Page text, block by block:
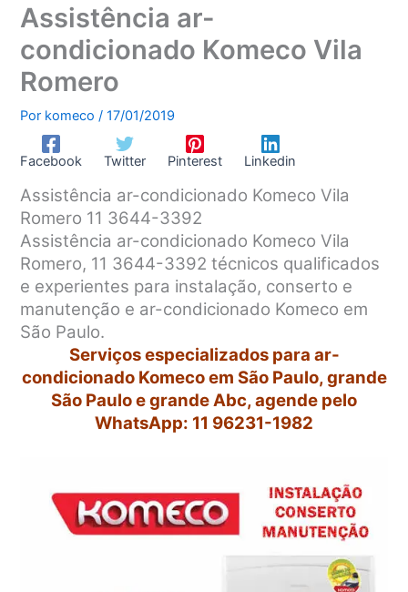
Assistência ar-
condicionado Komeco Vila
Romero
Por komeco/17/01/2019
Facebook Twitter Pinterest Linkedin
Assistência ar-condicionado Komeco Vila
Romero 11 3644-3392
Assistência ar-condicionado Komeco Vila
Romero, 11 3644-3392 técnicos qualificados
e experientes para instalação, conserto e
manutenção e ar-condicionado Komeco em
São Paulo.
Serviços especializados para ar-
condicionado Komeco em São Paulo, grande
São Paulo e grande Abc, agende pelo
WhatsApp: 11 96231-1982